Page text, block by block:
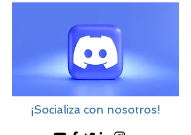
¡Socializa con nosotros!